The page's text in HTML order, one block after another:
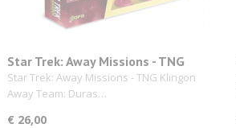
Star Trek: Away Missions - TNG
Klingon Away Team: Duras Sisters
+3
Star Trek: Away Missions - TNG Klingon
Away Team: Duras…
€ 26,00